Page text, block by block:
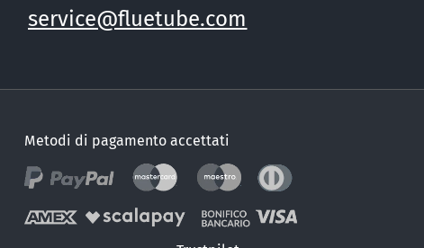
service@fluetube.com
Metodi di pagamento accettati